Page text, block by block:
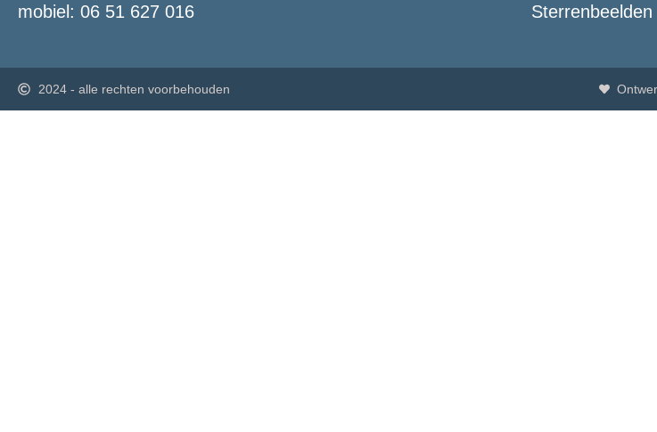
mobiel: 06 51 627 016
Sterrenbeelden
2024 - alle rechten voorbehouden